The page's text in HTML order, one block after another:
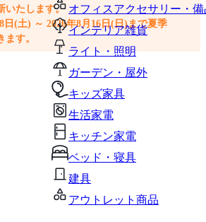
オフィスアクセサリー・備
インテリア雑貨
ライト・照明
ガーデン・屋外
キッズ家具
生活家電
キッチン家電
ベッド・寝具
建具
アウトレット商品
いたします。
日(土) ～ 2026年8月16日(日)まで夏季
す。